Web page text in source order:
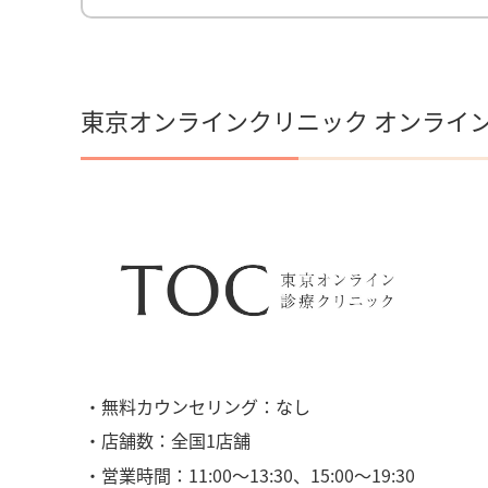
東京オンラインクリニック オンライ
・無料カウンセリング：なし
・店舗数：全国1店舗
・営業時間：11:00〜13:30、15:00〜19:30